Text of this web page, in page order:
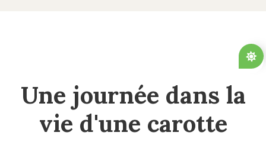
Une journée dans la
vie d'une carotte